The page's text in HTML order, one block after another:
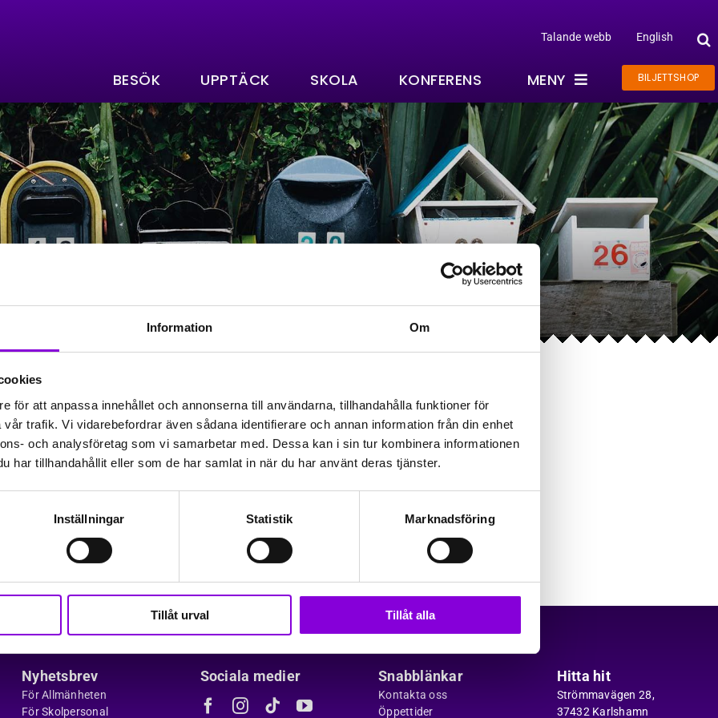
Information Om
för att anpassa innehållet och annonserna till användarna, tillhandahålla funktioner för
trafik. Vi vidarebefordrar även sådana identifierare och annan information från din enhet
och analysföretag som vi samarbetar med. Dessa kan i sin tur kombinera informationen
har tillhandahållit eller som de har samlat in när du har använt deras tjänster.
Inställningar Statistik Marknadsföring
Tillåt urval Tillåt alla
Talande webb English
BESÖK UPPTÄCK SKOLA KONFERENS MENY
Om Kreativum
Evenemang
Projekt
Kreativum Partner
På gång
Nyhetsbrev
Jobba här
BILJETTSHOP
du vill läsa våra nyhetsbrev!
bekräftelsemejl till din angivna e-postadress. Vänligen verifiera
Nyhetsbrev
För Allmänheten
För Skolpersonal
Sociala medier Snabblänkar
Kontakta oss
Öppettider
Hitta hit
Strömmavägen 28,
37432 Karlshamn